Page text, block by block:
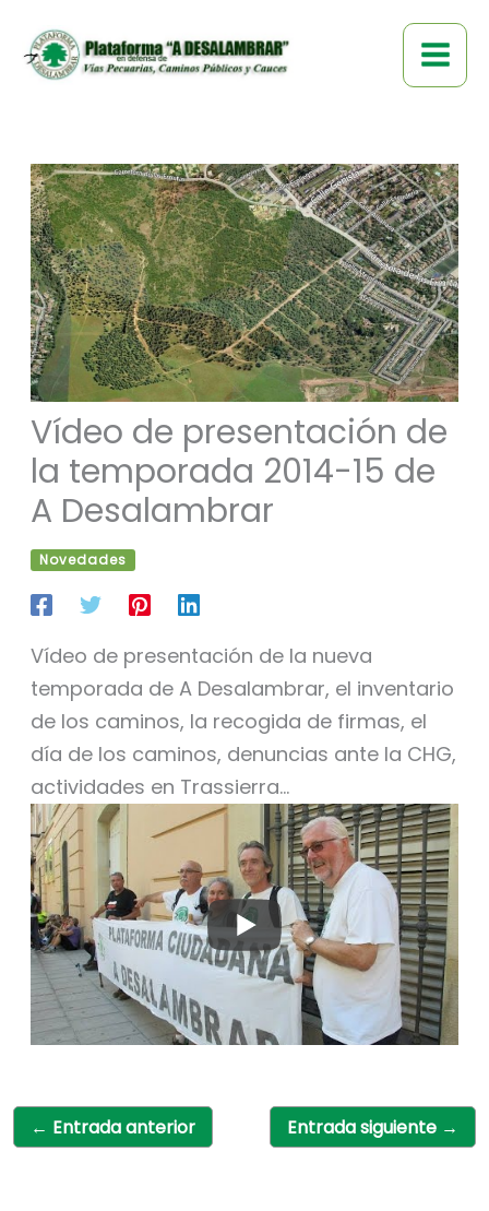
contenido
Vídeo de presentación de
la temporada 2014-15 de
A Desalambrar
Novedades
Vídeo de presentación de la nueva
temporada de A Desalambrar, el inventario
de los caminos, la recogida de firmas, el
día de los caminos, denuncias ante la CHG,
actividades en Trassierra…
← Entrada anterior Entrada siguiente →